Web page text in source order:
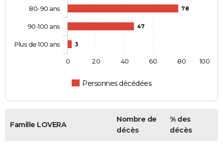
78
47
3
Personnes décédées
80-90 ans
90-100 ans
Plus de 100 ans
0 20 40 60 80 100
Famille LOVERA
Nombre de
décès
% des
décès